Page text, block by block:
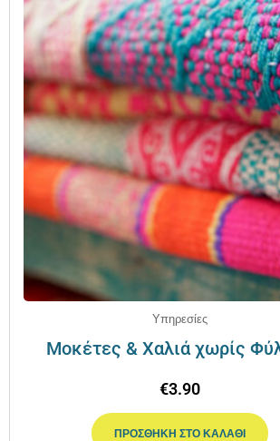
Υπηρεσίες
Μοκέτες & Χαλιά χωρίς
€3.90
ΠΡΟΣΘΉΚΗ ΣΤΟ ΚΑΛΆΘΙ